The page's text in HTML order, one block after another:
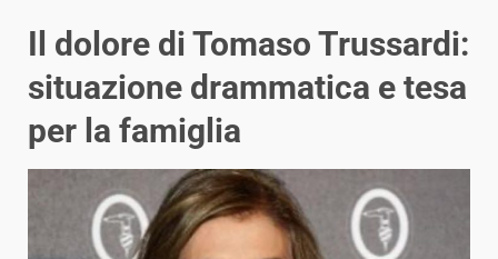
Il dolore di Tomaso Trussardi:
situazione drammatica e tesa
per la famiglia